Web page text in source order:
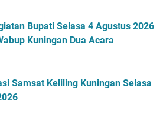
Bupati Selasa 4 Agustus 2026
Kuningan Dua Acara
Samsat Keliling Kuningan Selasa